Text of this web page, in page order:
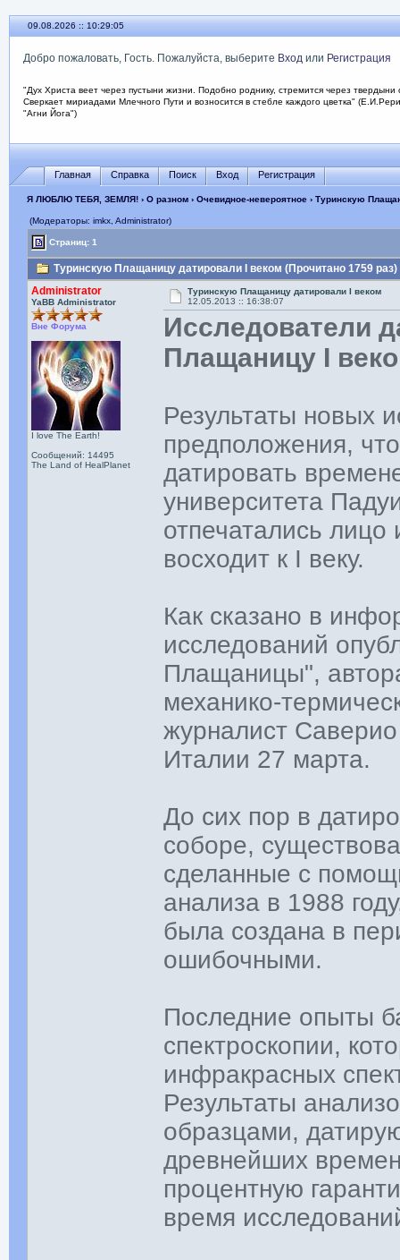
09.08.2026 :: 10:29:05
Добро пожаловать, Гость. Пожалуйста, выберите Входили Регистрация
"Дух Христа веет через пустыни жизни. Подобно роднику, стремится через твердыни
Сверкает мириадами Млечного Пути и возносится в стебле каждого цветка"
"Агни Йога")
Главная Справка Поиск Вход Регистрация
Я ЛЮБЛЮ ТЕБЯ, ЗЕМЛЯ!› О разном› Очевидное-невероятное› Туринскую
(Модераторы: imkx, Administrator)
Страниц: 1
Туринскую Плащаницу датировали I веком (Прочитано 1759 раз)
Administrator
YaBB Administrator
Вне Форума
I love The Earth!
Сообщений: 14495
The Land of HealPlanet
Туринскую Плащаницу датировали I веком
12.05.2013 :: 16:38:07
Исследователи
Плащаницу I
Результаты новых
предположения,
датировать
университета
отпечатались лицо
восходит к I веку.
Как сказано в
исследований
Плащаницы",
механико-
журналист
Италии 27 марта.
До сих пор в
соборе,
сделанные с
анализа в 1988
была создана в
ошибочными.
Последние опыты
спектроскопии,
инфракрасных
Результаты
образцами,
древнейших
процентную
время